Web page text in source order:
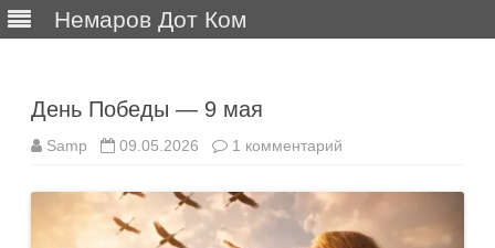
Немаров Дот Ком
День Победы — 9 мая
Samp 09.05.2026 1 комментарий
Победы
—
9
мая